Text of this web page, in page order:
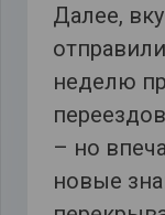
Далее,
неделю
– но
новые